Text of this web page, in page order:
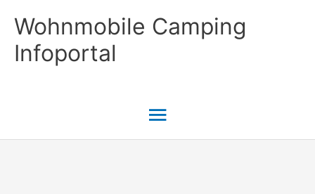
Inhalt
springen
Wohnmobile Camping
Infoportal
Hauptmenü